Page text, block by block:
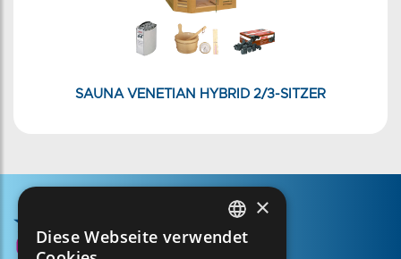
SAUNA VENETIAN HYBRID 2/3-SITZER
FRENCH
×
Diese Webseite verwendet